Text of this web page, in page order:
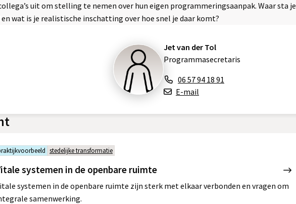
uit om stelling te nemen over hun eigen programmeringsaanpak. Waar sta je
wat is je realistische inschatting over hoe snel je daar komt?
Jet van der Tol
Programmasecretaris
06 57 94 18 91
E-mail
stedelijke transformatie
systemen in de openbare ruimte
systemen in de openbare ruimte zijn sterk met elkaar verbonden en vragen om
samenwerking.